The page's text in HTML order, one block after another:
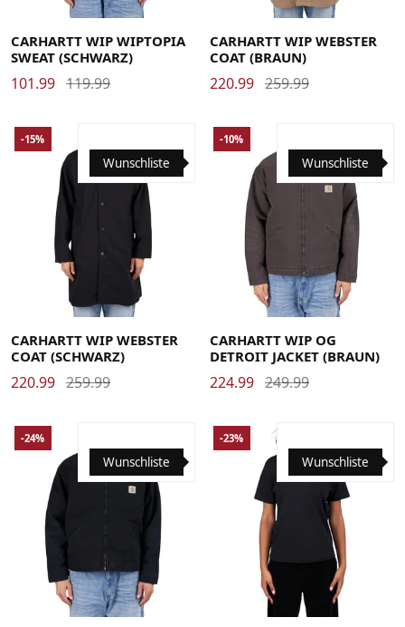
MediumSmallX-Large
CARHARTT WIP WIPTOPIA
SWEAT (SCHWARZ)
101.99 119.99
MediumSmallX-Large
CARHARTT WIP WEBSTER
COAT (BRAUN)
220.99 259.99
MediumSmallX-Large
Wunschliste
-15%
CARHARTT WIP WEBSTER
COAT (SCHWARZ)
220.99 259.99
MediumSmallX-Large
Wunschliste
-10%
CARHARTT WIP OG
DETROIT JACKET (BRAUN)
224.99 249.99
MediumSmallX-Large
Wunschliste
-24%
Medium Small X-Small
Wunschliste
-23%